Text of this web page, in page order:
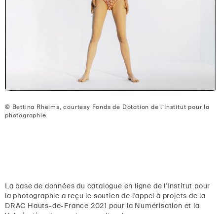
© Bettina Rheims, courtesy Fonds de Dotation de l’Institut pour la
photographie
La base de données du catalogue en ligne de l'Institut pour
la photographie a reçu le soutien de l'appel à projets de la
DRAC Hauts-de-France 2021 pour la Numérisation et la